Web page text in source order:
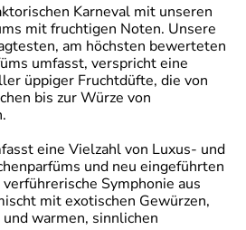
Karneval mit unseren
mit fruchtigen Noten. Unsere
am höchsten bewerteten
umfasst, verspricht eine
üppiger Fruchtdüfte, die von
bis zur Würze von
eine Vielzahl von Luxus- und
und neu eingeführten
Symphonie aus
mit exotischen Gewürzen,
warmen, sinnlichen